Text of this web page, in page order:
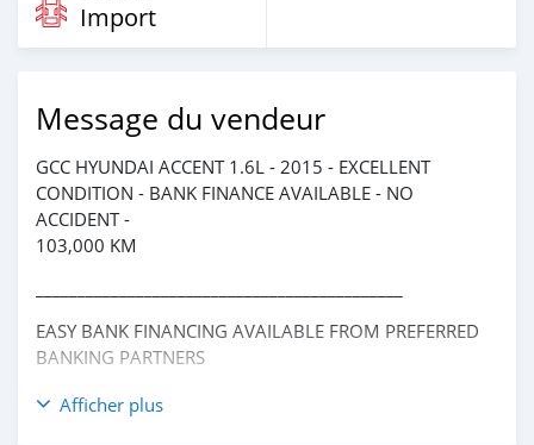
Import
Message du vendeur
GCC HYUNDAI ACCENT 1.6L - 2015 - EXCELLENT
CONDITION - BANK FINANCE AVAILABLE - NO
ACCIDENT -
103,000 KM
EASY BANK FINANCING AVAILABLE FROM PREFERRED
BANKING PARTNERS
Afficher plus